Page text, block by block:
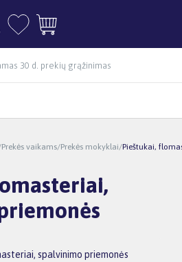
30 d. prekių grąžinimas
Prekės vaikams/Prekės mokyklai/Pieštukai,
spalvinimo priemonės